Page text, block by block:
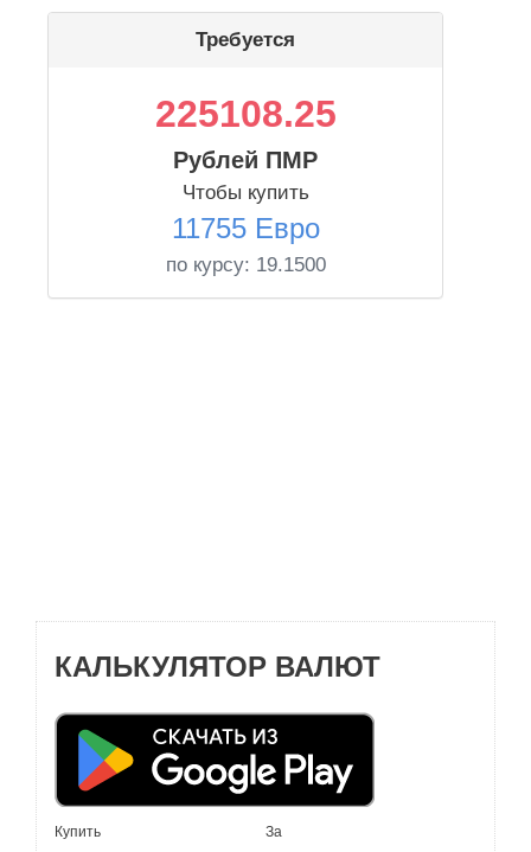
Требуется
225108.25
Рублей ПМР
Чтобы купить
11755 Евро
по курсу: 19.1500
КАЛЬКУЛЯТОР ВАЛЮТ
Купить За